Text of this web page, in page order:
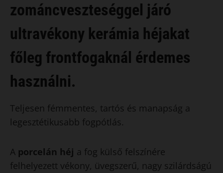
zománcveszteséggel járó
ultravékony kerámia héjakat
főleg frontfogaknál érdemes
használni.
Teljesen fémmentes, tartós és manapság a
legesztétikusabb fogpótlás.
A porcelán héj a fog külső felszínére
felhelyezett vékony, üvegszerű, nagy szilárdságú